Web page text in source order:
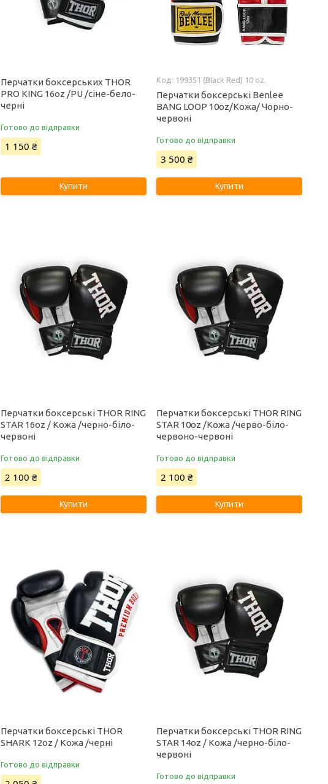
Перчатки боксерських THOR
PRO KING 16oz /PU /сіне-бело-
черні
Готово до відправки
1 150 ₴
Купити
199351 (Black Red) 10 oz.
Перчатки боксерські Benlee
BANG LOOP 10oz/Кожа/ Чорно-
червоні
Готово до відправки
3 500 ₴
Купити
Перчатки боксерські THOR RING
STAR 16oz / Кожа /черно-біло-
червоні
Готово до відправки
2 100 ₴
Купити
Перчатки боксерські THOR RING
STAR 10oz /Кожа /черво-біло-
червоно-червоні
Готово до відправки
2 100 ₴
Купити
Перчатки боксерські THOR
SHARK 12oz / Кожа /черні
Готово до відправки
Перчатки боксерські THOR RING
STAR 14oz / Кожа /черно-біло-
червоні
Готово до відправки